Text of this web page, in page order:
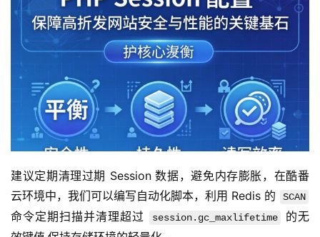
动
关
于
建议定期清理过期 Session 数据，避免内存膨胀，在酷番
云环境中，我们可以编写自动化脚本，利用 Redis 的
SCAN
命令定期扫描并清理超过 session.gc_maxlifetime
的无